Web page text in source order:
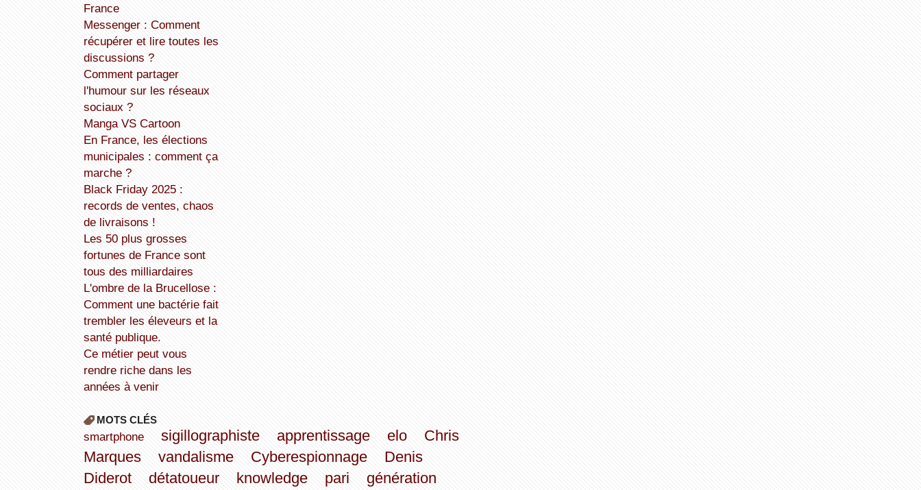
France
Messenger : Comment
récupérer et lire toutes les
discussions ?
Comment partager
l'humour sur les réseaux
sociaux ?
Manga VS Cartoon
En France, les élections
municipales : comment ça
marche ?
Black Friday 2025 :
records de ventes, chaos
de livraisons !
Les 50 plus grosses
fortunes de France sont
tous des milliardaires
L'ombre de la Brucellose :
Comment une bactérie fait
trembler les éleveurs et la
santé publique.
Ce métier peut vous
rendre riche dans les
années à venir
MOTS CLÉS
smartphone sigillographiste apprentissage elo
Chris
Marques
vandalisme Cyberespionnage
Denis
Diderot
détatoueur knowledge pari
génération